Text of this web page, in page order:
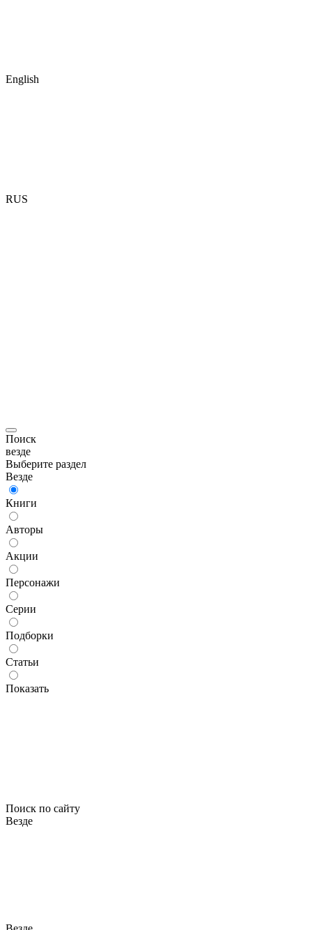
English
RUS
Поиск
везде
Выберите раздел
Везде
Книги
Авторы
Акции
Персонажи
Серии
Подборки
Статьи
Показать
Поиск по сайту
Везде